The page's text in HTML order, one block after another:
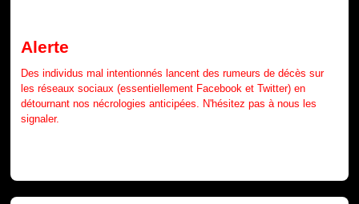
Alerte
Des individus mal intentionnés lancent des rumeurs de décès sur
les réseaux sociaux (essentiellement Facebook et Twitter) en
détournant nos nécrologies anticipées. N'hésitez pas à nous les
signaler.